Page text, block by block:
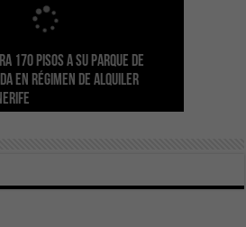
170 pisos a su parque de
en régimen de alquiler
la capacidad diagnóstica de
con el impulso de la
convoca el Concurso de
2026
un sistema fotovoltaico
del Parque Nacional
la formación en primeros
deportivos dentro del
concede ayudas por
las Cofradías de Pescadores
gastos corrientes